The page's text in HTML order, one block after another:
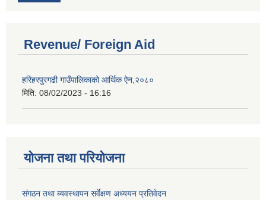
Revenue/ Foreign Aid
हरिहरपुरगढी गाउँपालिकाको आर्थिक ऐन,२०८०
मिति: 08/02/2023 - 16:16
योजना तथा परियोजना
संगठन तथा ब्यवस्थापन सर्वेक्षण अध्ययन प्रतिवेदन